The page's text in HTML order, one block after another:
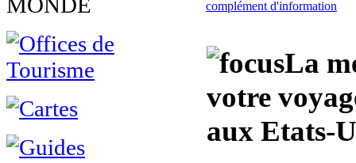
complément d'information
La
votre
aux Etats-